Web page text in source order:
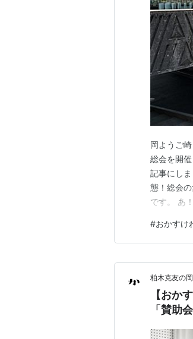
岡ようご
総会を開
記事にし
態！総会
です。 あ
#おかすけ
柏木克友の
【おか
「賛助